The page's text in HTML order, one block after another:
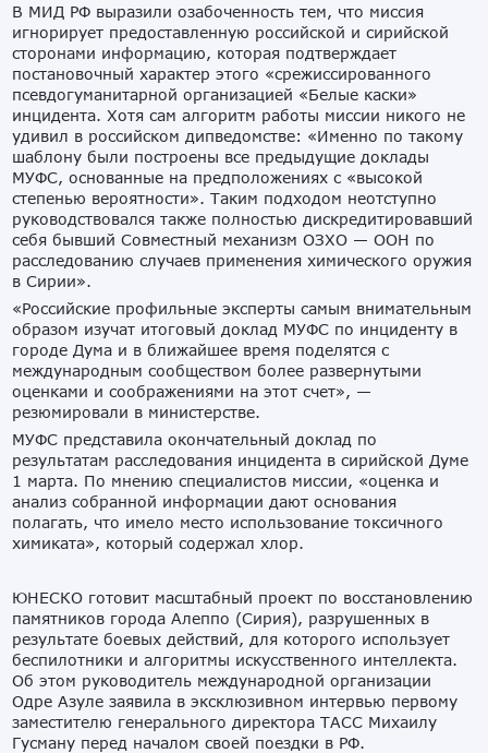
В МИД РФ выразили озабоченность тем, что миссия
игнорирует предоставленную российской и сирийской
сторонами информацию, которая подтверждает
постановочный характер этого «срежиссированного
псевдогуманитарной организацией «Белые каски»
инцидента. Хотя сам алгоритм работы миссии никого не
удивил в российском дипведомстве: «Именно по такому
шаблону были построены все предыдущие доклады
МУФС, основанные на предположениях с «высокой
степенью вероятности». Таким подходом неотступно
руководствовался также полностью дискредитировавший
себя бывший Совместный механизм ОЗХО — ООН по
расследованию случаев применения химического оружия
в Сирии».
«Российские профильные эксперты самым внимательным
образом изучат итоговый доклад МУФС по инциденту в
городе Дума и в ближайшее время поделятся с
международным сообществом более развернутыми
оценками и соображениями на этот счет», —
резюмировали в министерстве.
МУФС представила окончательный доклад по
результатам расследования инцидента в сирийской Думе
1 марта. По мнению специалистов миссии, «оценка и
анализ собранной информации дают основания
полагать, что имело место использование токсичного
химиката», который содержал хлор.
ЮНЕСКО готовит масштабный проект по восстановлению
памятников города Алеппо (Сирия), разрушенных в
результате боевых действий, для которого использует
беспилотники и алгоритмы искусственного интеллекта.
Об этом руководитель международной организации
Одре Азуле заявила в эксклюзивном интервью первому
заместителю генерального директора ТАСС Михаилу
Гусману перед началом своей поездки в РФ.